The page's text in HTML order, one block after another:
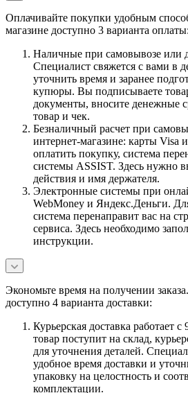
Оплачивайте покупки удобным
магазине доступно 3 варианта оплаты:
Наличные при самовывозе или
Специалист свяжется с вами в
уточнить время и заранее
купюры. Вы подписываете
документы, вносите денежные
товар и чек.
Безналичный расчет при
интернет-магазине: карты Visa
оплатить покупку, система
системы ASSIST. Здесь нужно
действия и имя держателя.
Электронные системы при
WebMoney и Яндекс.Деньги.
система перенаправит вас на
сервиса. Здесь необходимо
инструкции.
Экономьте время на получении
доступно 4 варианта доставки:
Курьерская доставка работает
товар поступит на склад,
для уточнения деталей.
удобное время доставки и
упаковку на целостность и
комплектации.